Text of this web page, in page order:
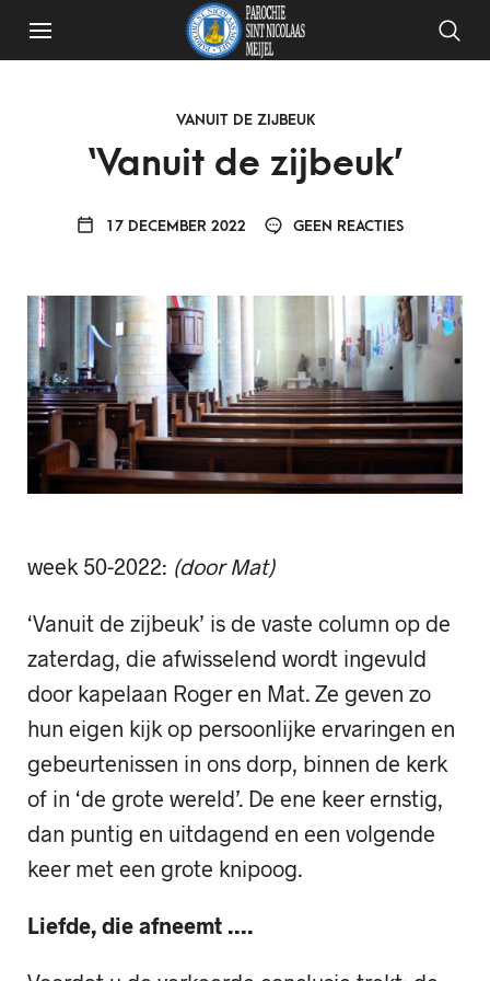
VANUIT DE ZIJBEUK
‘Vanuit de zijbeuk’
17 DECEMBER 2022 GEEN REACTIES
week 50-2022: (door Mat)
‘Vanuit de zijbeuk’ is de vaste column op de
zaterdag, die afwisselend wordt ingevuld
door kapelaan Roger en Mat. Ze geven zo
hun eigen kijk op persoonlijke ervaringen en
gebeurtenissen in ons dorp, binnen de kerk
of in ‘de grote wereld’. De ene keer ernstig,
dan puntig en uitdagend en een volgende
keer met een grote knipoog.
Liefde, die afneemt ….